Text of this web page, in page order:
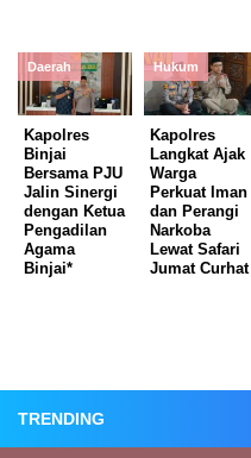
Daerah
Kapolres
Binjai
Bersama PJU
Jalin Sinergi
dengan Ketua
Pengadilan
Agama
Binjai*
Hukum
Kapolres
Langkat Ajak
Warga
Perkuat Iman
dan Perangi
Narkoba
Lewat Safari
Jumat Curhat
TRENDING